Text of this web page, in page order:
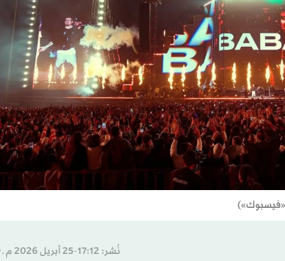
نُشر: 17:12-25 أبريل 2026 م ـ 09 ذو القِعدة 1447 هـ